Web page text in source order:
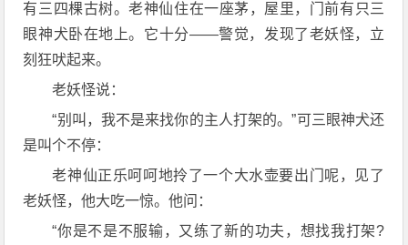
有三四棵古树。老神仙住在一座茅，屋里，门前有只三
眼神犬卧在地上。它十分——警觉，发现了老妖怪，立
刻狂吠起来。
老妖怪说：
“别叫，我不是来找你的主人打架的。”可三眼神犬还
是叫个不停：
老神仙正乐呵呵地拎了一个大水壶要出门呢，见了
老妖怪，他大吃一惊。他问：
“你是不是不服输，又练了新的功夫，想找我打架?